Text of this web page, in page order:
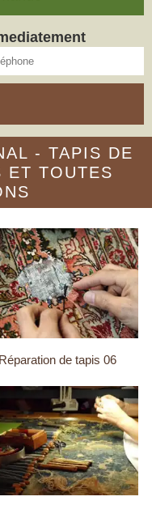
- TAPIS DE
ET TOUTES
Réparation de tapis 06